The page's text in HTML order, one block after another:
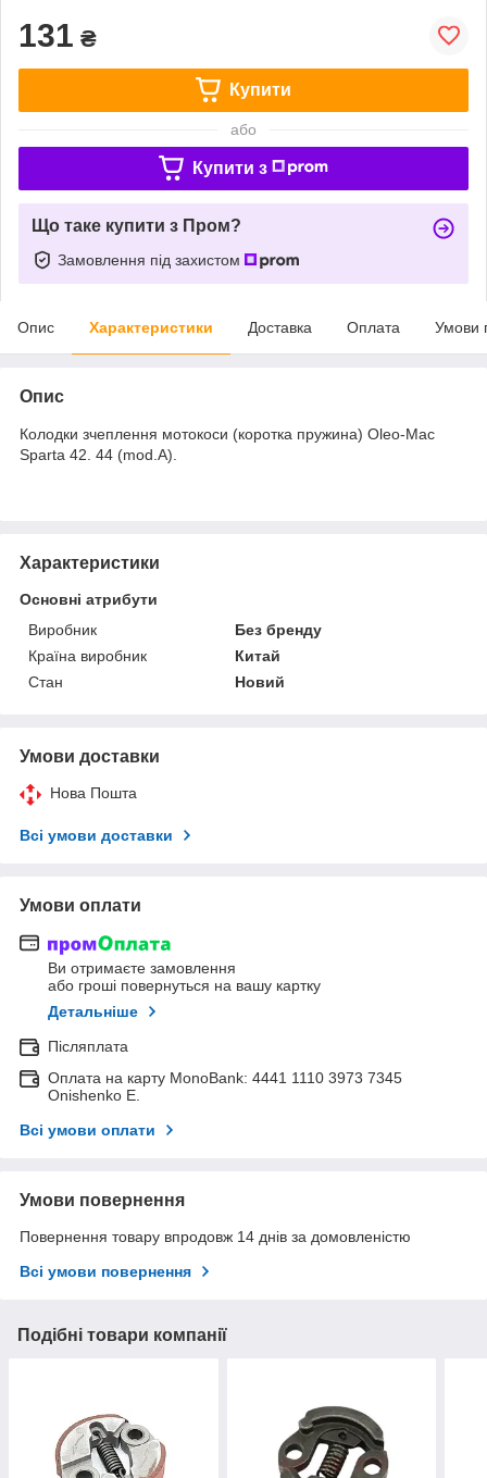
131 ₴
Купити
або
Купити з
Що таке купити з Пром?
Замовлення під захистом
Опис Характеристики Доставка Оплата Умови
Опис
Колодки зчеплення мотокоси (коротка пружина) Oleo-Mac
Sparta 42. 44 (mod.A).
Характеристики
Основні атрибути
Виробник
Без бренду
Країна виробник
Китай
Стан
Новий
Умови доставки
Нова Пошта
Всі умови доставки
Умови оплати
Ви отримаєте замовлення
або гроші повернуться на вашу картку
Детальніше
Післяплата
Оплата на карту MonoBank: 4441 1110 3973 7345
Onishenko E.
Всі умови оплати
Умови повернення
Повернення товару впродовж 14 днів за домовленістю
Всі умови повернення
Подібні товари компанії